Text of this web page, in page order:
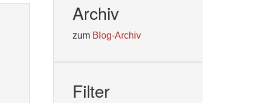
Archiv
zum Blog-Archiv
Filter